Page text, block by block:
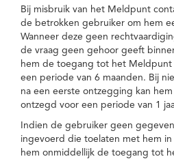
Bij misbruik van het Meldpunt
de betrokken gebruiker om hem
Wanneer deze geen
de vraag geen gehoor geeft
hem de toegang tot het
een periode van 6 maanden. Bij
na een eerste ontzegging kan
ontzegd voor een periode van 1
Indien de gebruiker geen
ingevoerd die toelaten met hem
hem onmiddellijk de toegang tot